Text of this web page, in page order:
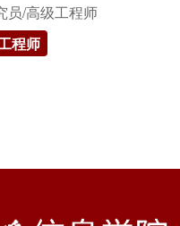
员/高级工程师
程师